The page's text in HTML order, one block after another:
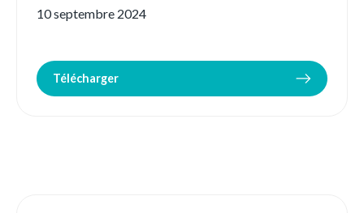
10 septembre 2024
Télécharger